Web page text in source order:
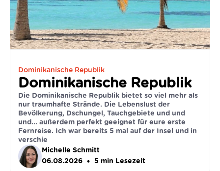
Dominikanische Republik
Dominikanische Republik
Die Dominikanische Republik bietet so viel mehr als
nur traumhafte Strände. Die Lebenslust der
Bevölkerung, Dschungel, Tauchgebiete und und
und... außerdem perfekt geeignet für eure erste
Fernreise. Ich war bereits 5 mal auf der Insel und in
verschie
Michelle Schmitt
06.08.2026
• 5 min Lesezeit